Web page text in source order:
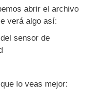
se encuentra en ZIP y